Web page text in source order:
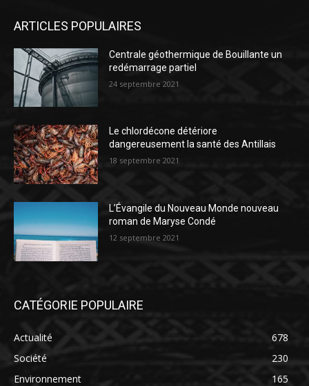
ARTICLES POPULAIRES
Centrale géothermique de Bouillante un
redémarrage partiel
24 septembre 2021
Le chlordécone détériore
dangereusement la santé des Antillais
18 septembre 2021
L’Évangile du Nouveau Monde nouveau
roman de Maryse Condé
12 septembre 2021
CATÉGORIE POPULAIRE
Actualité
678
Société
230
Environnement
165